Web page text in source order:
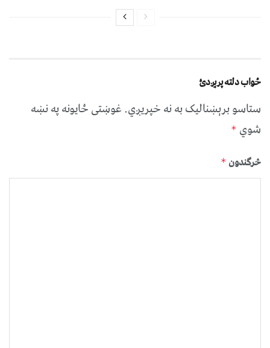
ځواب دلته پرېږدئ
ستاسو برېښناليک به نه خپريږي.غوښتى ځایونه په نښه
شوي *
څرگندون *